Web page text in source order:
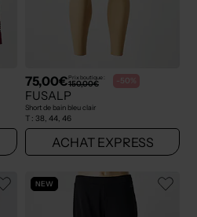
75,00€Prix boutique :
150,00€ -50%
FUSALP
Short de bain bleu clair
T : 38, 44, 46
ACHAT EXPRESS
NEW